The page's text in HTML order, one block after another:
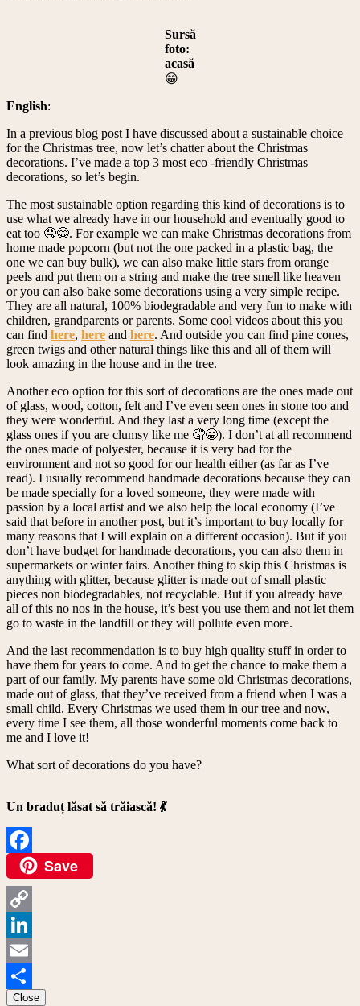
Sursă
foto:
acasă
😁
English:
In a previous blog post I have discussed about a sustainable choice
for the Christmas tree, now let’s chatter about the Christmas
decorations. I’ve made a top 3 most eco -friendly Christmas
decorations, so let’s begin.
The most sustainable option regarding this kind of decorations is to
use what we already have in our household and eventually good to
eat too 🤤😁. For example we can make Christmas decorations from
home made popcorn (but not the one packed in a plastic bag, the
one we can buy bulk), we can also make little stars from orange
peels and put them on a string and make the tree smell like heaven
or you can also bake some decorations using a very simple recipe.
They are all natural, 100% biodegradable and very fun to make with
children, grandparents or parents. Some cool videos about this you
can find here, here and here. And outside you can find pine cones,
green twigs and other natural things like this and all of them will
look amazing in the house and in the tree.
Another eco option for this sort of decorations are the ones made out
of glass, wood, cotton, felt and I’ve even seen ones in stone too and
they were wonderful. And they last a very long time (except the
glass ones if you are clumsy like me 🤦😁). I don’t at all recommend
the ones made of polyester, because it is very bad for the
environment and not so good for our health either (as far as I’ve
read). I usually recommend handmade decorations because they can
be made specially for a loved someone, they were made with
passion by a local artist and we also help the local economy (I’ve
said that before in another post, but it’s important to buy locally for
many reasons that I will explain on a different occasion). But if you
don’t have budget for handmade decorations, you can also them in
supermarkets or winter fairs. Another thing to skip this Christmas is
anything with glitter, because glitter is made out of small plastic
pieces non biodegradables, not recyclable. But if you already have
all of this no nos in the house, it’s best you use them and not let them
go to waste in the landfill or they will pollute even more.
And the last recommendation is to buy high quality stuff in order to
have them for years to come. And to get the chance to make them a
part of our family. My parents have some old Christmas decorations,
made out of glass, that they’ve received from a friend when I was a
small child. Every Christmas we used them in our tree and now,
every time I see them, all those wonderful moments come back to
me and I love it!
What sort of decorations do you have?
Un braduț lăsat să trăiască! 💃
FacebookSave
Copy
Link
LinkedIn
Email
Share
Close